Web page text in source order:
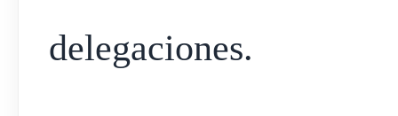
delegaciones.